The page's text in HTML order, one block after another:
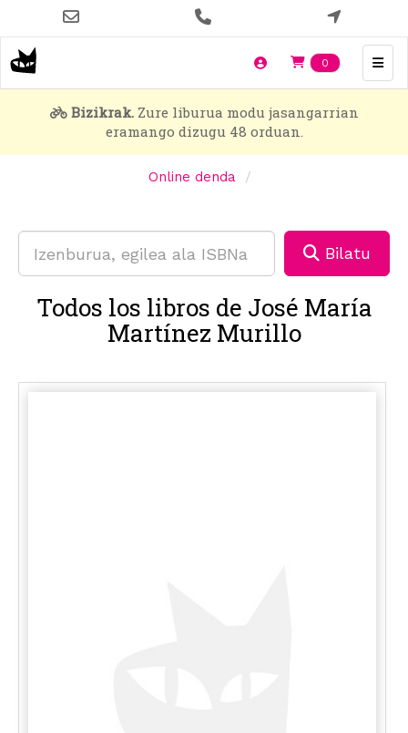
main
content
0 Items en
Bizikrak.Zure liburua modu jasangarrian
eramango dizugu 48 orduan.
Online denda
Bilatu
Todos los libros de José María
Martínez Murillo